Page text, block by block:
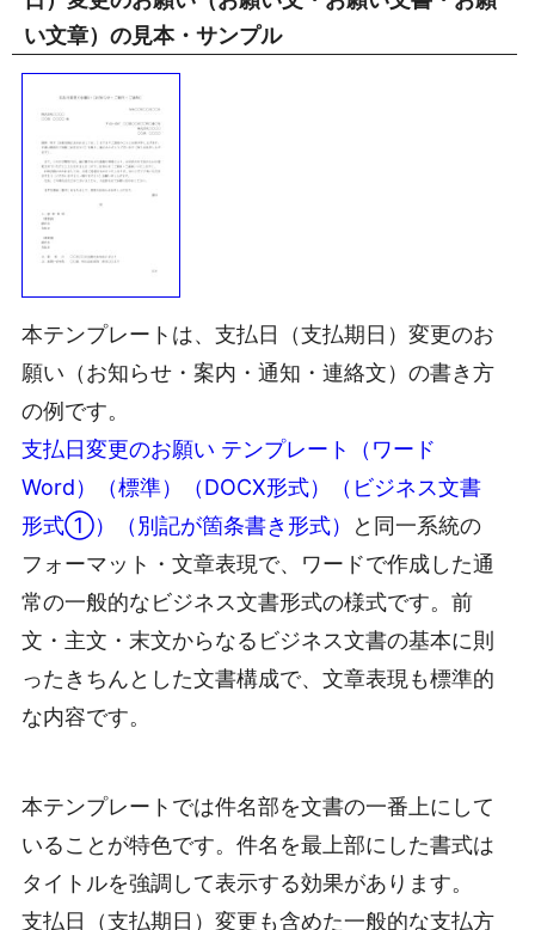
い文章）の見本・サンプル
本テンプレートは、支払日（支払期日）変更のお
願い（お知らせ・案内・通知・連絡文）の書き方
の例です。
支払日変更のお願い テンプレート（ワード
Word）（標準）（DOCX形式）（ビジネス文書
形式①）（別記が箇条書き形式）
と同一系統の
フォーマット・文章表現で、ワードで作成した通
常の一般的なビジネス文書形式の様式です。前
文・主文・末文からなるビジネス文書の基本に則
ったきちんとした文書構成で、文章表現も標準的
な内容です。
本テンプレートでは件名部を文書の一番上にして
いることが特色です。件名を最上部にした書式は
タイトルを強調して表示する効果があります。
支払日（支払期日）変更も含めた一般的な支払方